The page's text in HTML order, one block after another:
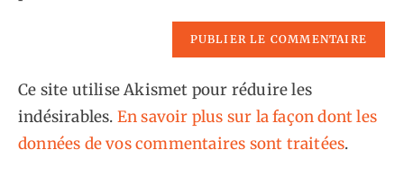
Ce site utilise Akismet pour réduire les
indésirables. En savoir plus sur la façon dont les
données de vos commentaires sont traitées.